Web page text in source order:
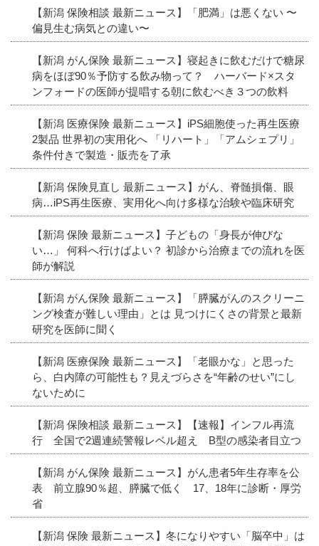
【新潟 保険相談 最新ニュース】「肥満」は悪くない 〜
偏見生む病気との違い〜
【新潟 がん保険 最新ニュース】寝起きに飲むだけで糖尿
病をほぼ90％予防する飲み物って？ ハーバード×スタ
ンフォードの医師が提唱する朝に飲むべき３つの飲料
【新潟 医療保険 最新ニュース】iPS細胞使った再生医療
2製品 世界初の実用化へ 「リハート」「アムシェプリ」
条件付きで製造・販売を了承
【新潟 保険見直し 最新ニュース】がん、脊髄損傷、眼
病…iPS再生医療、実用化へ向け多様な治験や臨床研究
【新潟 保険 最新ニュース】子どもの「身長が伸びな
い…」 何科へ行けばよい？ 初診から治療までの流れを医
師が解説
【新潟 がん保険 最新ニュース】「膵臓がんのスクリーニ
ング検査が難しい理由」とは 見つけにくさの背景と最新
研究を医師に聞く
【新潟 医療保険 最新ニュース】「老眼かな」と思った
ら、白内障の可能性も？見えづらさを“年齢のせい”にし
ないために
【新潟 保険相談 最新ニュース】【速報】インフル再流
行 全国で2週連続警報レベル超え B型の感染者目立つ
【新潟 がん保険 最新ニュース】がん患者5年生存率を公
表 前立腺90％超、膵臓で低く 17、18年に診断・厚労
省
【新潟 保険 最新ニュース】冬になりやすい「脳卒中」は